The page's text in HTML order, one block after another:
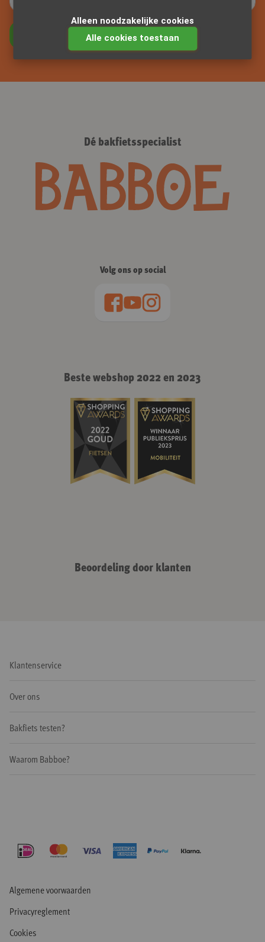
Alleen noodzakelijke cookies
Alle cookies toestaan
Dé bakfietsspecialist
Volg ons op social
Beste webshop 2022 en 2023
Beoordeling door klanten
Klantenservice
Over ons
Bakfiets testen?
Waarom Babboe?
Algemene voorwaarden
Privacyreglement
Cookies